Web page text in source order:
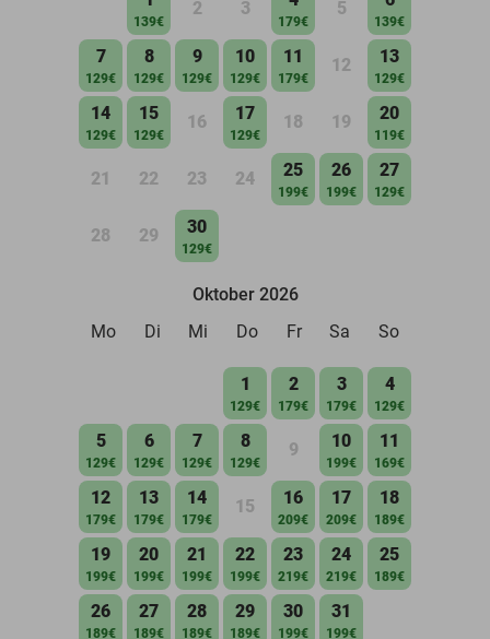
139€
2 3
179€
5
139€
7
129€
8
129€
9
129€
10
129€
11
179€
12 13
129€
14
129€
15
129€
16 17
129€
18 19 20
119€
21 22 23 24 25
199€
26
199€
27
129€
28 29 30
129€
Oktober 2026
Mo
Di Mi Do Fr Sa So
1
129€
2
179€
3
179€
4
129€
5
129€
6
129€
7
129€
8
129€
9 10
199€
11
169€
12
179€
13
179€
14
179€
15 16
209€
17
209€
18
189€
19
199€
20
199€
21
199€
22
199€
23
219€
24
219€
25
189€
26
189€
27
189€
28
189€
29
189€
30
199€
31
199€